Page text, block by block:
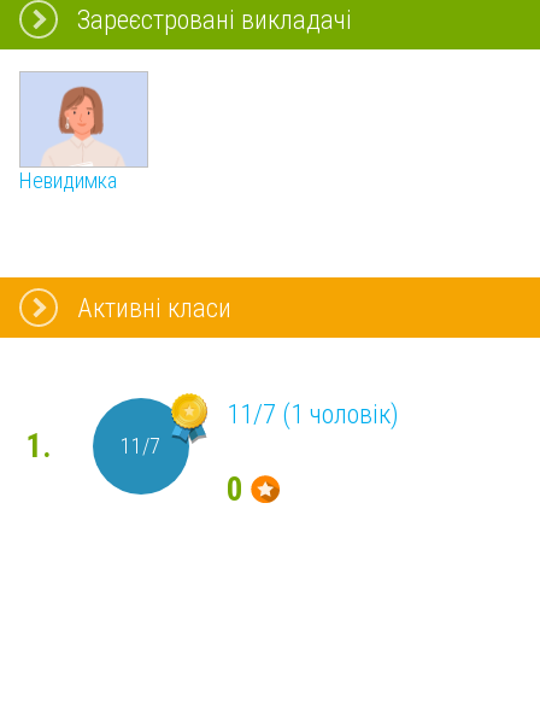
Зареєстровані викладачі
Невидимка
Активні класи
1. 11/7
11/7 (1 чоловік)
0